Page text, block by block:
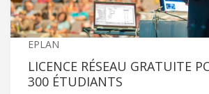
EPLAN
LICENCE RÉSEAU GRATUITE
300 ÉTUDIANTS